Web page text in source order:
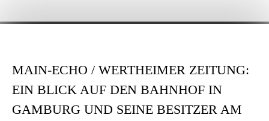
MAIN-ECHO / WERTHEIMER ZEITUNG:
EIN BLICK AUF DEN BAHNHOF IN
GAMBURG UND SEINE BESITZER AM